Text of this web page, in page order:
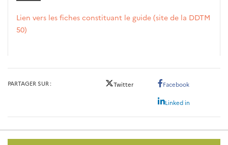
Lien vers les fiches constituant le guide (site de la DDTM
50)
PARTAGER SUR Twitter Facebook
Linked in
Pied